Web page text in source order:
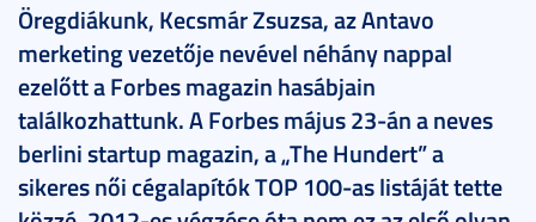
Öregdiákunk, Kecsmár Zsuzsa, az Antavo
merketing vezetője nevével néhány nappal
ezelőtt a Forbes magazin hasábjain
találkozhattunk. A Forbes május 23-án a neves
berlini startup magazin, a „The Hundert” a
sikeres női cégalapítók TOP 100-as listáját tette